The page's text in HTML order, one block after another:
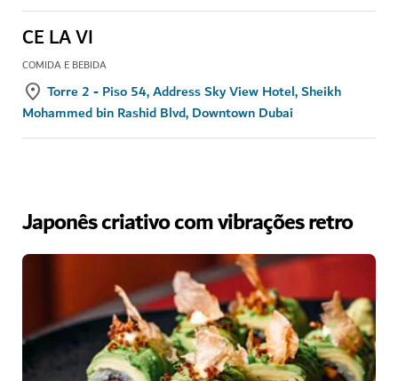
CE LA VI
COMIDA E BEBIDA
Torre 2 - Piso 54, Address Sky View Hotel, Sheikh
Mohammed bin Rashid Blvd, Downtown Dubai
Japonês criativo com vibrações retro